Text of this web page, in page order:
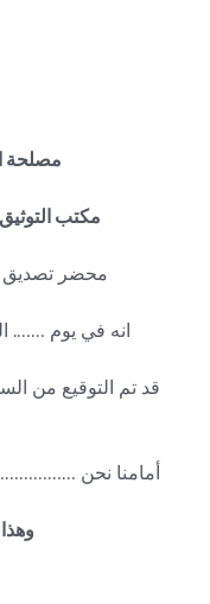
مصلحة
مكتب
محضر
انه في يوم
قد تم التوقيع من
أمامنا نحن